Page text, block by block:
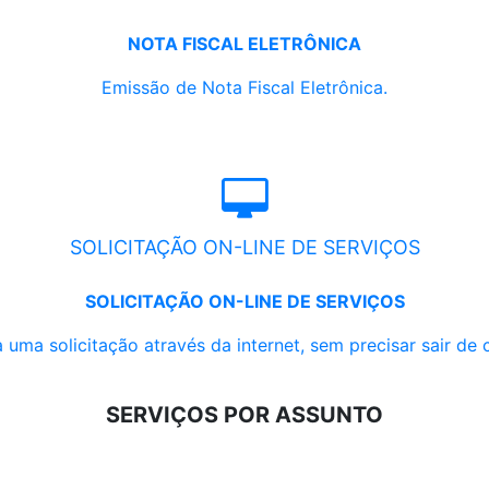
NOTA FISCAL ELETRÔNICA
Emissão de Nota Fiscal Eletrônica.
SOLICITAÇÃO ON-LINE DE SERVIÇOS
SOLICITAÇÃO ON-LINE DE SERVIÇOS
uma solicitação através da internet, sem precisar sair de
SERVIÇOS POR ASSUNTO